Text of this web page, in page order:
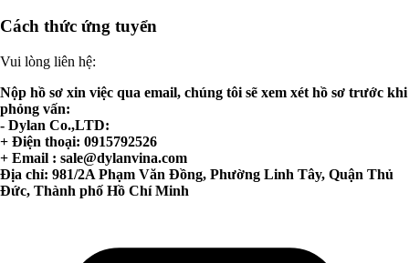
Cách thức ứng tuyển
Vui lòng liên hệ:
Nộp hồ sơ xin việc qua email, chúng tôi sẽ xem xét hồ sơ trước khi
phỏng vấn:
- Dylan Co.,LTD:
+ Điện thoại: 0915792526
+ Email : sale@dylanvina.com
Địa chỉ: 981/2A Phạm Văn Đồng, Phường Linh Tây, Quận Thủ
Đức, Thành phố Hồ Chí Minh